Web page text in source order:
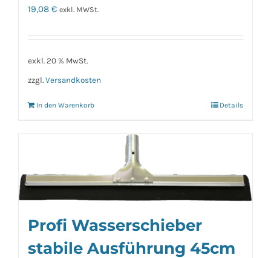
19,08 € exkl. MWSt.
exkl. 20 % MwSt.
zzgl. Versandkosten
In den Warenkorb Details
Profi Wasserschieber
stabile Ausführung 45cm